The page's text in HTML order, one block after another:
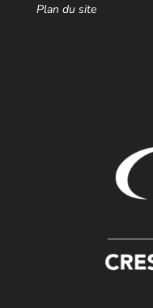
Plan du site